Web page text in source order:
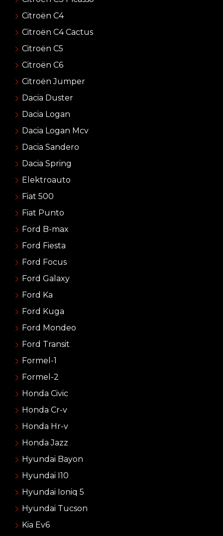
Citroën C4
Citroën C4 Cactus
Citroën C5
Citroën C6
Citroën Jumper
Dacia Duster
Dacia Logan
Dacia Logan Mcv
Dacia Sandero
Dacia Spring
Elektroauto
Fiat 500
Fiat Punto
Ford B-max
Ford Fiesta
Ford Focus
Ford Galaxy
Ford Ka
Ford Kuga
Ford Mondeo
Ford Transit
Formel-1
Formel-2
Honda Civic
Honda Cr-v
Honda Hr-v
Honda Jazz
Hyundai Bayon
Hyundai I10
Hyundai Ioniq 5
Hyundai Tucson
Kia Ev6